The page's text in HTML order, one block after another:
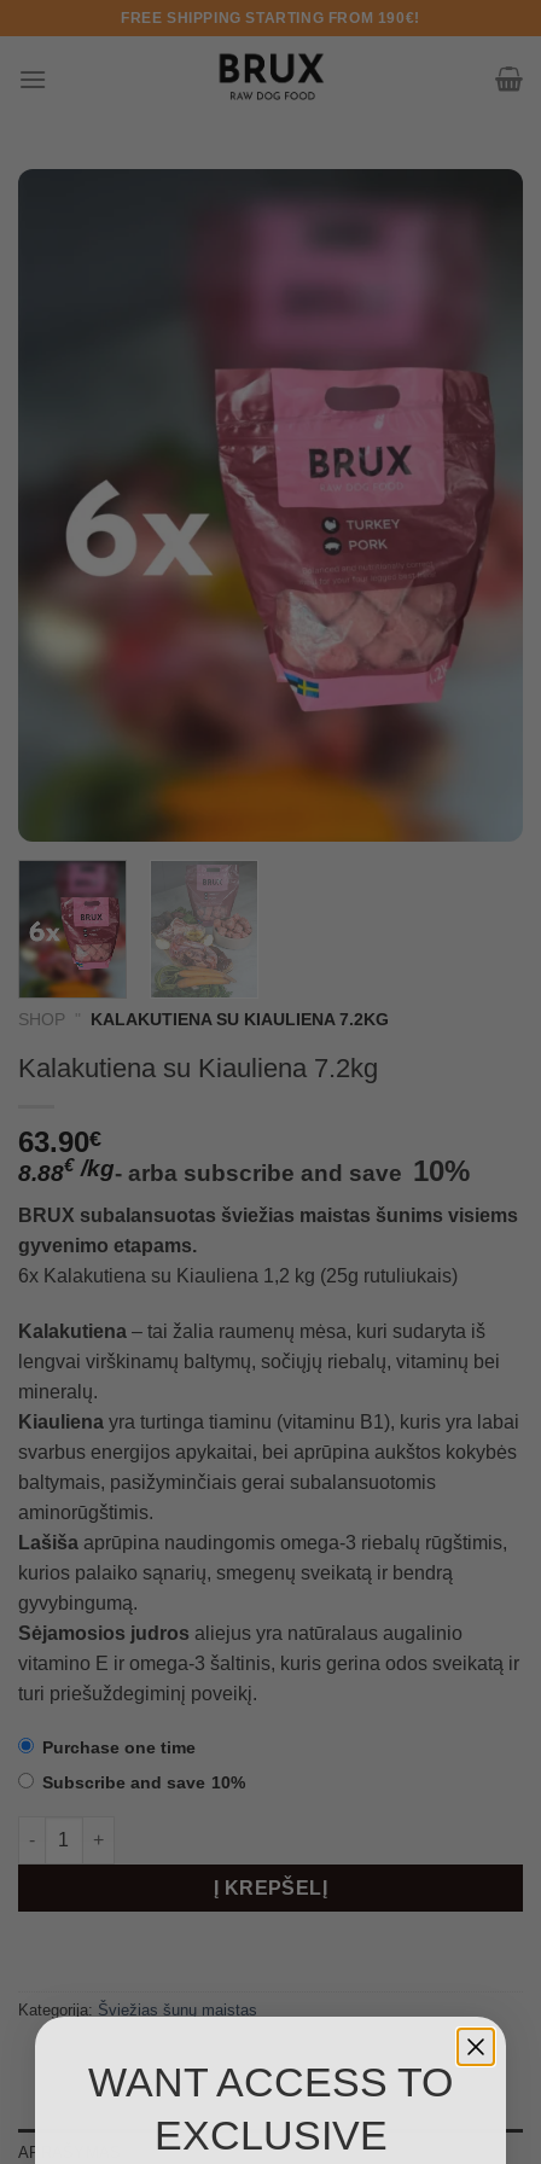
Pereiti prie turinioFREE SHIPPING STARTING FROM 190€!
SHOP " KALAKUTIENA SU KIAULIENA 7.2KG
Kalakutiena su Kiauliena 7.2kg
63.90€
8.88€ /kg- arba subscribe and save 10%
BRUX subalansuotas šviežias maistas šunims visiems
gyvenimo etapams.
6x Kalakutiena su Kiauliena 1,2 kg (25g rutuliukais)
Kalakutiena – tai žalia raumenų mėsa, kuri sudaryta iš
lengvai virškinamų baltymų, sočiųjų riebalų, vitaminų bei
mineralų.
Kiauliena yra turtinga tiaminu (vitaminu B1), kuris yra labai
svarbus energijos apykaitai, bei aprūpina aukštos kokybės
baltymais, pasižyminčiais gerai subalansuotomis
aminorūgštimis.
Lašiša aprūpina naudingomis omega-3 riebalų rūgštimis,
kurios palaiko sąnarių, smegenų sveikatą ir bendrą
gyvybingumą.
Sėjamosios judros aliejus yra natūralaus augalinio
vitamino E ir omega-3 šaltinis, kuris gerina odos sveikatą ir
turi priešuždegiminį poveikį.
Purchase one time
Subscribe and save 10%
produkto kiekis: Kalakutiena su Kiauliena 7.2kg
Į KREPŠELĮ
Kategorija: Šviežias šunų maistas
APRAŠYMAS
WANT ACCESS TO
EXCLUSIVE